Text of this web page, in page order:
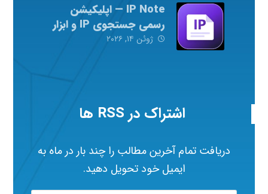
IP Note — اپلیکیشن
رسمی جستجوی IP و ابزار
شبکه
ژوئن ۱۴, ۲۰۲۶
اشتراک در RSS ها
دریافت تمام آخرین مطالب را چند بار در ماه به
ایمیل خود تحویل دهید.